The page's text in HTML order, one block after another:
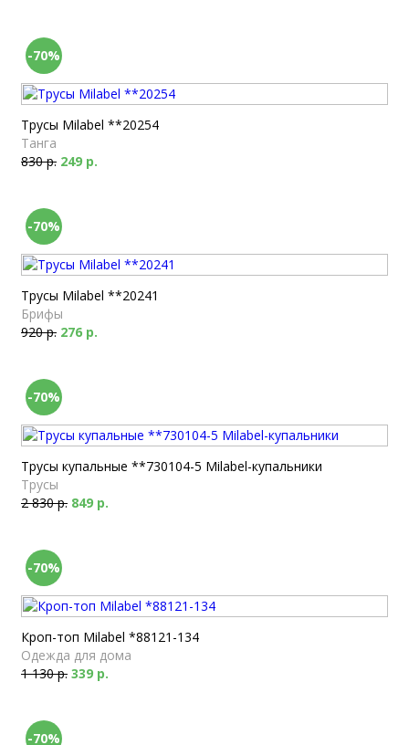
-70%
Трусы Milabel **20254
Танга
830 р. 249 р.
-70%
Трусы Milabel **20241
Брифы
920 р. 276 р.
-70%
Трусы купальные **730104-5 Milabel-купальники
Трусы
2 830 р. 849 р.
-70%
Кроп-топ Milabel *88121-134
Одежда для дома
1 130 р. 339 р.
-70%